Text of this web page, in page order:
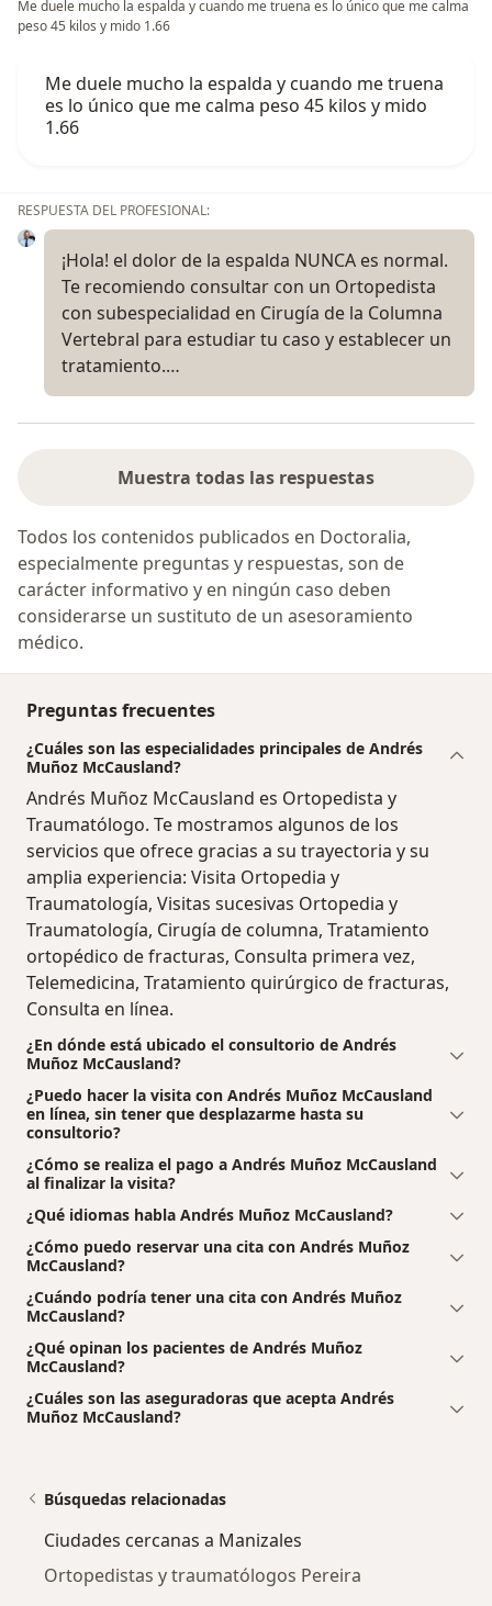
Me duele mucho la espalda y cuando me truena es lo único que me calma
peso 45 kilos y mido 1.66
Me duele mucho la espalda y cuando me truena
es lo único que me calma peso 45 kilos y mido
1.66
RESPUESTA DEL PROFESIONAL:
¡Hola! el dolor de la espalda NUNCA es normal.
Te recomiendo consultar con un Ortopedista
con subespecialidad en Cirugía de la Columna
Vertebral para estudiar tu caso y establecer un
tratamiento.…
Muestra todas las respuestas
Todos los contenidos publicados en Doctoralia,
especialmente preguntas y respuestas, son de
carácter informativo y en ningún caso deben
considerarse un sustituto de un asesoramiento
médico.
Preguntas frecuentes
¿Cuáles son las especialidades principales de Andrés
Muñoz McCausland?
Andrés Muñoz McCausland es Ortopedista y
Traumatólogo. Te mostramos algunos de los
servicios que ofrece gracias a su trayectoria y su
amplia experiencia: Visita Ortopedia y
Traumatología, Visitas sucesivas Ortopedia y
Traumatología, Cirugía de columna, Tratamiento
ortopédico de fracturas, Consulta primera vez,
Telemedicina, Tratamiento quirúrgico de fracturas,
Consulta en línea.
¿En dónde está ubicado el consultorio de Andrés
Muñoz McCausland?
¿Puedo hacer la visita con Andrés Muñoz McCausland
en línea, sin tener que desplazarme hasta su
consultorio?
¿Cómo se realiza el pago a Andrés Muñoz McCausland
al finalizar la visita?
¿Qué idiomas habla Andrés Muñoz McCausland?
¿Cómo puedo reservar una cita con Andrés Muñoz
McCausland?
¿Cuándo podría tener una cita con Andrés Muñoz
McCausland?
¿Qué opinan los pacientes de Andrés Muñoz
McCausland?
¿Cuáles son las aseguradoras que acepta Andrés
Muñoz McCausland?
Búsquedas relacionadas
Ciudades cercanas a Manizales
Ortopedistas y traumatólogos Pereira